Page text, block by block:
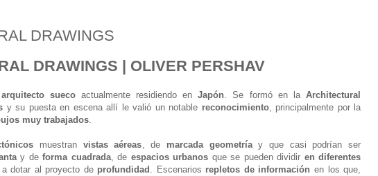
DRAWINGS
DRAWINGS | OLIVER PERSHAV
arquitecto suecoactualmente residiendo enJapón. Se formó en laArchitectural
y su puesta en escena allí le valió un notable reconocimiento, principalmente por la
muy trabajados.
muestran vistas aéreas, de marcada geometríay que casi podrían ser
y deforma cuadrada, de espacios urbanos que se pueden dividir en diferentes
dotar al proyecto de profundidad . Escenarios repletos de información en los que,